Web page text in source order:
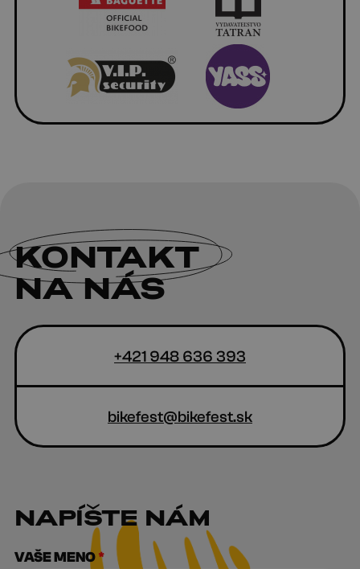
KONTAKT
NA NÁS
+421 948 636 393
bikefest@bikefest.sk
NAPÍŠTE NÁM
VAŠE MENO*